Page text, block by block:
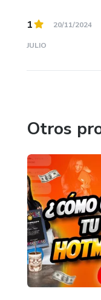
1 20/11/2024
JULIO
Otros